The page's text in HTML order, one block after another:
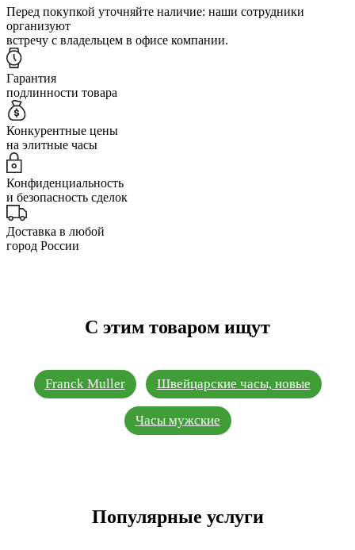
Перед покупкой уточняйте наличие: наши сотрудники
организуют
встречу с владельцем в офисе компании.
Гарантия
подлинности товара
Конкурентные цены
на элитные часы
Конфиденциальность
и безопасность сделок
Доставка в любой
город России
С этим товаром ищут
Franck Muller Швейцарские часы, новые
Часы мужские
Популярные услуги